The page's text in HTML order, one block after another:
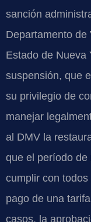
sanción
Departamento de
Estado de Nueva
suspensión, que
su privilegio de
manejar
al DMV la
que el período de
cumplir con
pago de una
casos, la